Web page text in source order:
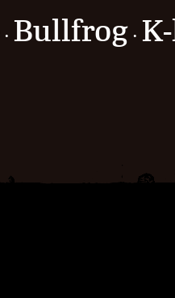
· Bullfrog ·